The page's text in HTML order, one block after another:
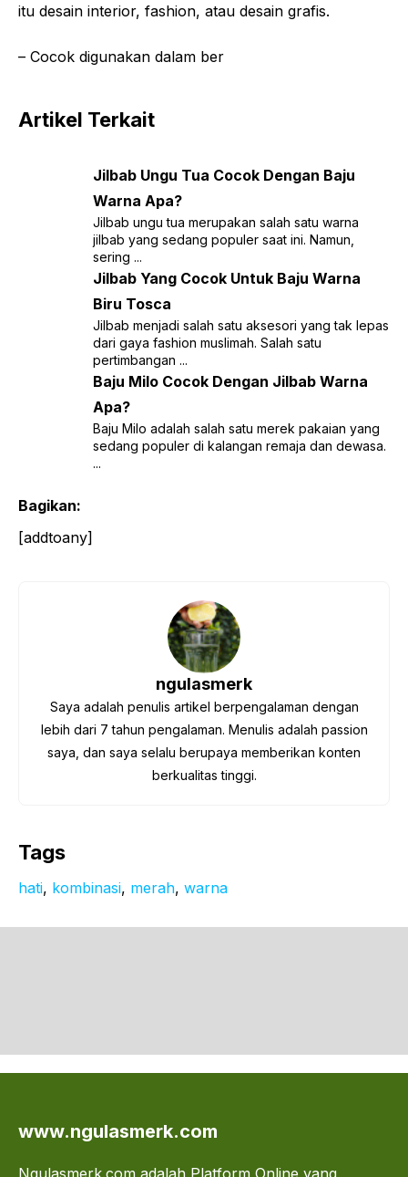
itu desain interior, fashion, atau desain grafis.
– Cocok digunakan dalam ber
Artikel Terkait
Jilbab Ungu Tua Cocok Dengan Baju
Warna Apa?
Jilbab ungu tua merupakan salah satu warna
jilbab yang sedang populer saat ini. Namun,
sering ...
Jilbab Yang Cocok Untuk Baju Warna
Biru Tosca
Jilbab menjadi salah satu aksesori yang tak lepas
dari gaya fashion muslimah. Salah satu
pertimbangan ...
Baju Milo Cocok Dengan Jilbab Warna
Apa?
Baju Milo adalah salah satu merek pakaian yang
sedang populer di kalangan remaja dan dewasa.
...
Bagikan:
[addtoany]
ngulasmerk
Saya adalah penulis artikel berpengalaman dengan
lebih dari 7 tahun pengalaman. Menulis adalah passion
saya, dan saya selalu berupaya memberikan konten
berkualitas tinggi.
Tags
hati, kombinasi, merah, warna
www.ngulasmerk.com
Ngulasmerk.com adalah Platform Online yang